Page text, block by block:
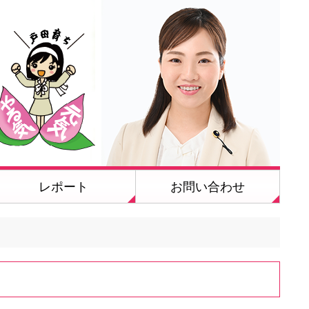
レポート お問い合わせ